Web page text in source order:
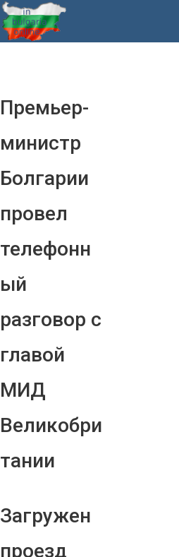
Премьер-
министр
Болгарии
провел
телефонн
ый
разговор с
главой
МИД
Великобри
тании
Загружен
проезд